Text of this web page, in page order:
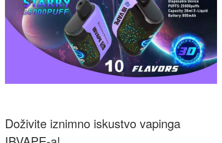
Doživite iznimno iskustvo vapinga